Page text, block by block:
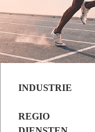
INDUSTRIE
REGIO